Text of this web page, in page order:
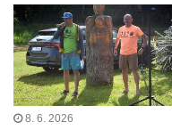
8. 6. 2026